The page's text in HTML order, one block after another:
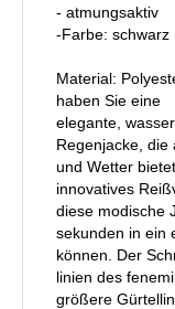
- atmungsaktiv
-Farbe: schwarz
Material:
haben Sie eine
elegante,
Regenjacke, die
und Wetter
innovatives
diese modische
sekunden in ein
können. Der
linien des
größere